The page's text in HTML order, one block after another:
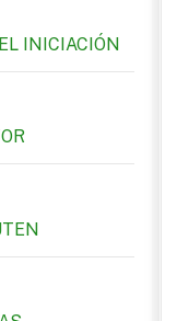
INICIACIÓN